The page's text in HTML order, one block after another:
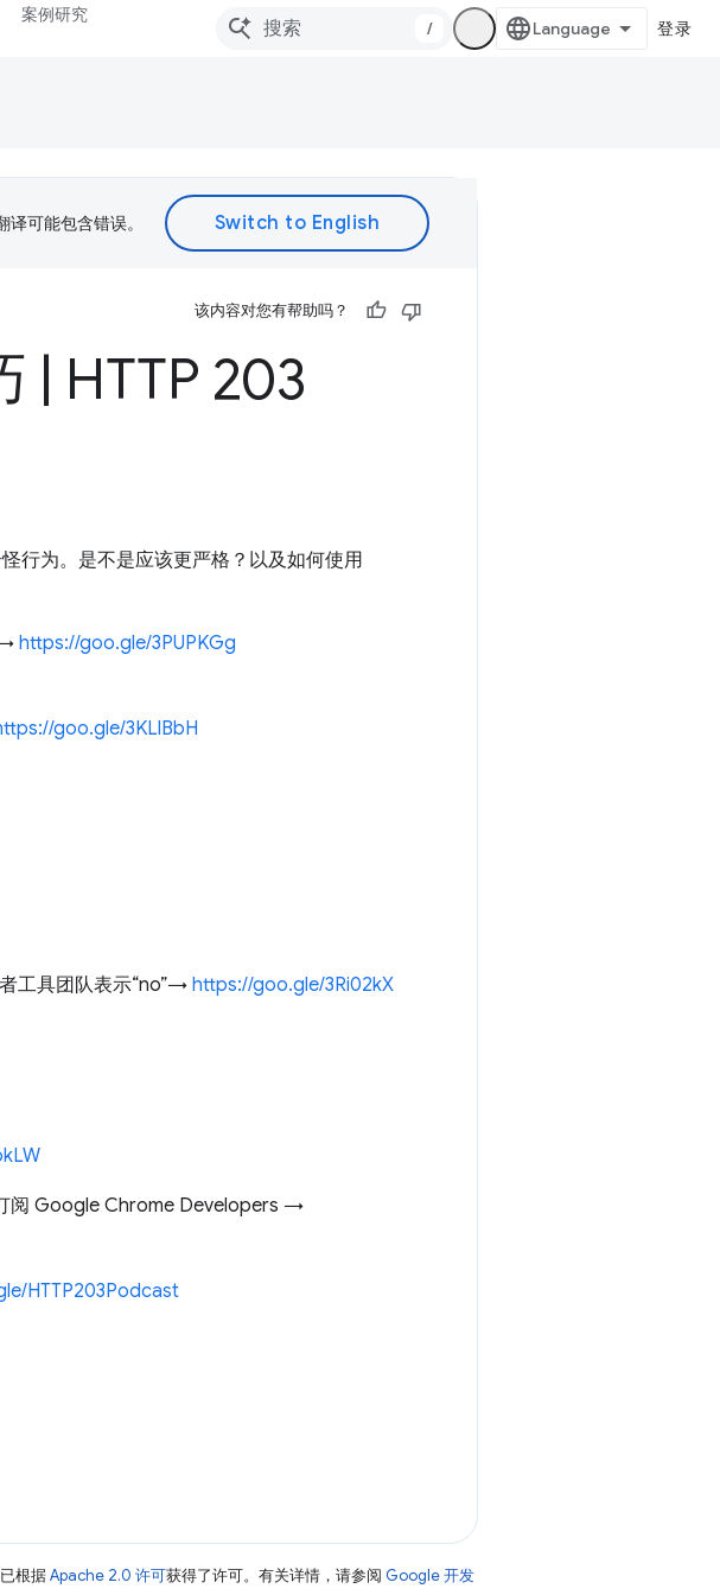
案例研究
/ 登录
可能包含错误。
该内容对您有帮助吗？
HTTP 203
行为。是不是应该更严格？以及如何使用
https://goo.gle/3PUPKGg
goo.gle/3KLlBbH
工具团队表示“no”→ https://goo.gle/3Ri02kX
阅 Google Chrome Developers →
HTTP203Podcast
根据Apache 2.0 许可获得了许可。有关详情，请参阅 Google 开发